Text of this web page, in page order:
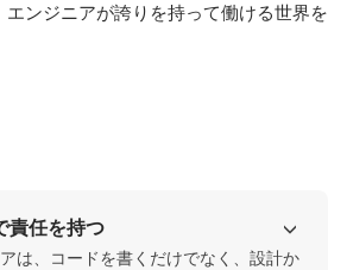
ンジニアが誇りを持って働ける世界を
責任を持つ
は、コードを書くだけでなく、設計か